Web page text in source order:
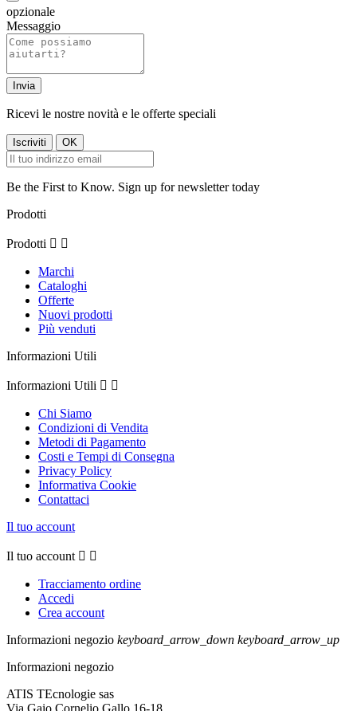
opzionale
Messaggio
Ricevi le nostre novità e le offerte speciali
Be the First to Know. Sign up for newsletter today
Prodotti
Prodotti  
Marchi
Cataloghi
Offerte
Nuovi prodotti
Più venduti
Informazioni Utili
Informazioni Utili  
Chi Siamo
Condizioni di Vendita
Metodi di Pagamento
Costi e Tempi di Consegna
Privacy Policy
Informativa Cookie
Contattaci
Il tuo account
Il tuo account  
Tracciamento ordine
Accedi
Crea account
Informazioni negozio keyboard_arrow_down keyboard_arrow_up
Informazioni negozio
ATIS TEcnologie sas
Via Gaio Cornelio Gallo,16-18